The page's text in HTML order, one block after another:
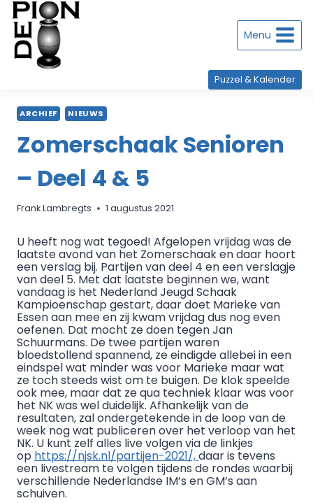
Doorgaan
naar
inhoud Menu
Puzzel & Kalender
ARCHIEF NIEUWS
Zomerschaak Senioren
– Deel 4 & 5
Frank Lambregts 1 augustus 2021
U heeft nog wat tegoed! Afgelopen vrijdag was de
laatste avond van het Zomerschaak en daar hoort
een verslag bij. Partijen van deel 4 en een verslagje
van deel 5. Met dat laatste beginnen we, want
vandaag is het Nederland Jeugd Schaak
Kampioenschap gestart, daar doet Marieke van
Essen aan mee en zij kwam vrijdag dus nog even
oefenen. Dat mocht ze doen tegen Jan
Schuurmans. De twee partijen waren
bloedstollend spannend, ze eindigde allebei in een
eindspel wat minder was voor Marieke maar wat
ze toch steeds wist om te buigen. De klok speelde
ook mee, maar dat ze qua techniek klaar was voor
het NK was wel duidelijk. Afhankelijk van de
resultaten, zal ondergetekende in de loop van de
week nog wat publiceren over het verloop van het
NK. U kunt zelf alles live volgen via de linkjes
op https://njsk.nl/partijen-2021/,daar is tevens
een livestream te volgen tijdens de rondes waarbij
verschillende Nederlandse IM’s en GM’s aan
schuiven.